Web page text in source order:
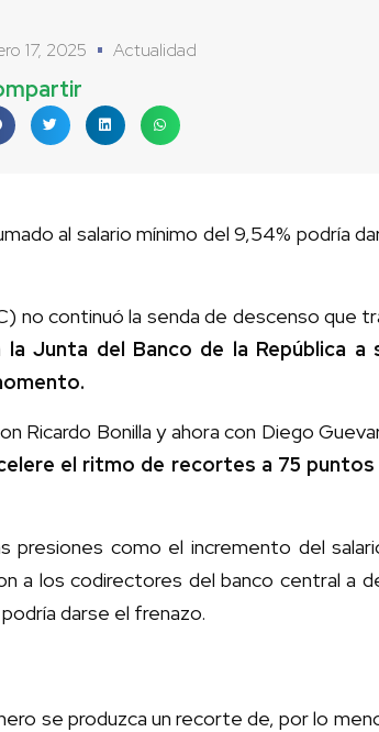
17, 2025 Actualidad
al salario mínimo del 9,54% podría
no continuó la senda de descenso que
la Junta del Banco de la República a
Ricardo Bonilla y ahora con Diego
el ritmo de recortes a 75
presiones como el incremento del
a los codirectores del banco central a
darse el frenazo.
se produzca un recorte de, por lo